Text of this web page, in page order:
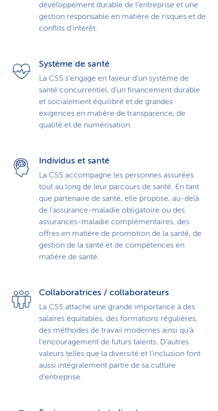
développement durable de l’entreprise et une
gestion responsable en matière de risques et de
conflits d’intérêt.
Système de santé
La CSS s’engage en faveur d’un système de
santé concurrentiel, d’un financement durable
et socialement équilibré et de grandes
exigences en matière de transparence, de
qualité et de numérisation.
Individus et santé
La CSS accompagne les personnes assurées
tout au long de leur parcours de santé. En tant
que partenaire de santé, elle propose, au-delà
de l’assurance-maladie obligatoire ou des
assurances-maladie complé­mentaires, des
offres en matière de promotion de la santé, de
gestion de la santé et de compétences en
matière de santé.
Collaboratrices / collaborateurs
La CSS attache une grande importance à des
salaires équitables, des formations régulières,
des méthodes de travail modernes ainsi qu’à
l’encouragement de futurs talents. D’autres
valeurs telles que la diversité et l’inclusion font
aussi intégralement partie de sa culture
d’entreprise.